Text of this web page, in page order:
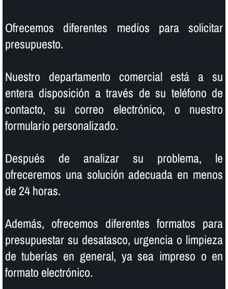
Ofrecemos diferentes medios para solicitar
presupuesto.
Nuestro departamento comercial está a su
entera disposición a través de su teléfono de
contacto, su correo electrónico, o nuestro
formulario personalizado.
Después de analizar su problema, le
ofreceremos una solución adecuada en menos
de 24 horas.
Además, ofrecemos diferentes formatos para
presupuestar su desatasco, urgencia o limpieza
de tuberí­as en general, ya sea impreso o en
formato electrónico.